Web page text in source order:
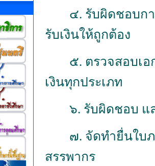
๔. รับผิดชอบก
รับเงินให้ถูกต้อง
๕. ตรวจสอบเ
เงินทุกประเภท
๖. รับผิดชอบ แ
๗. จัดทำยื่นใบ
สรรพากร